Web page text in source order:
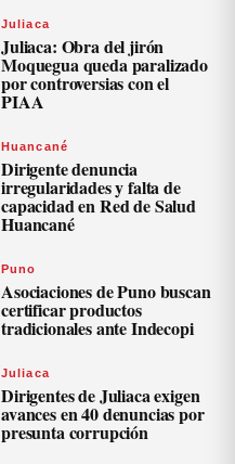
Juliaca
Juliaca: Obra del jirón
Moquegua queda paralizado
por controversias con el
PIAA
Huancané
Dirigente denuncia
irregularidades y falta de
capacidad en Red de Salud
Huancané
Puno
Asociaciones de Puno buscan
certificar productos
tradicionales ante Indecopi
Juliaca
Dirigentes de Juliaca exigen
avances en 40 denuncias por
presunta corrupción